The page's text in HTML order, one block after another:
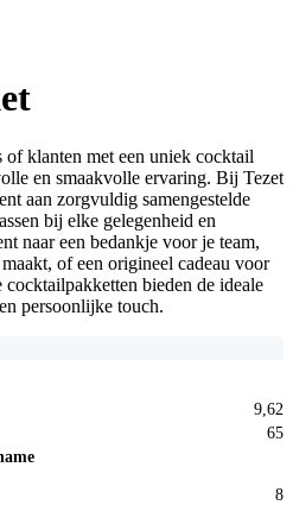
of klanten met een uniek cocktail
en smaakvolle ervaring. Bij Tezet
aan zorgvuldig samengestelde
bij elke gelegenheid en
naar een bedankje voor je team,
of een origineel cadeau voor
cocktailpakketten bieden de ideale
persoonlijke touch.
9,62
65
8